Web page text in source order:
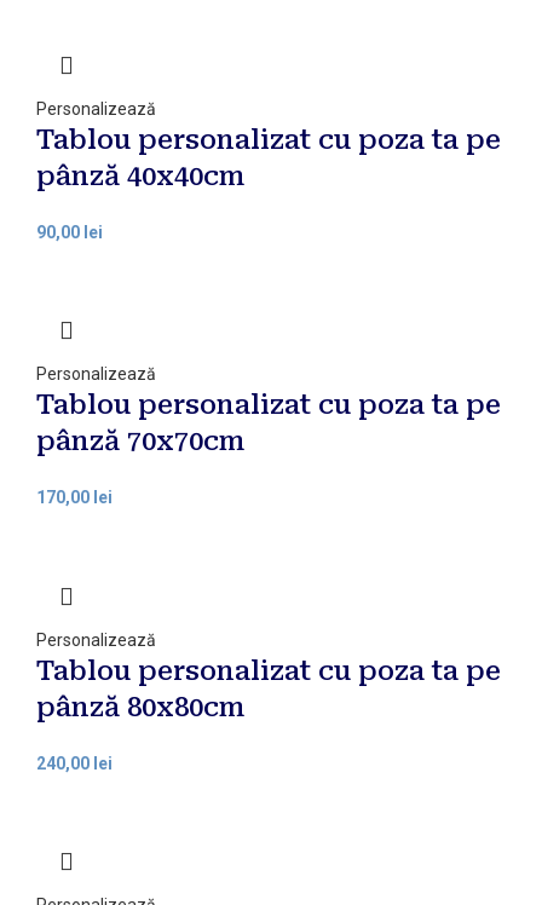
Personalizează
Tablou personalizat cu poza ta pe
pânză 40x40cm
lei
Personalizează
Tablou personalizat cu poza ta pe
pânză 70x70cm
lei
Personalizează
Tablou personalizat cu poza ta pe
pânză 80x80cm
lei